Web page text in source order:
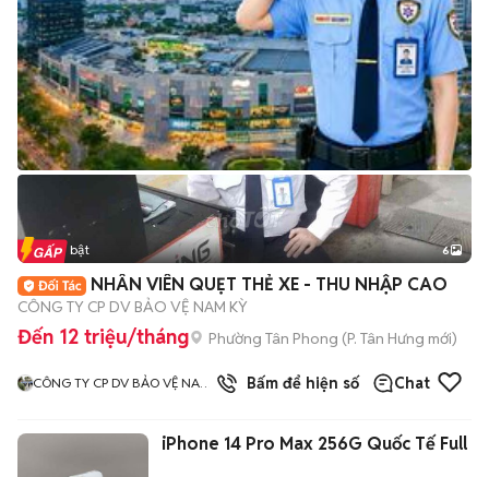
+2
Tin nổi bật 6
NHÂN VIÊN QUẸT THẺ XE - THU NHẬP CAO
CÔNG TY CP DV BẢO VỆ NAM KỲ
Đến 12 triệu/tháng Phường Tân Phong (P. Tân Hưng mới)
CÔNG TY CP DV BẢO VỆ NAM
3đã bán
Bấm để hiện số Chat
iPhone 14 Pro Max 256G Quốc Tế Full